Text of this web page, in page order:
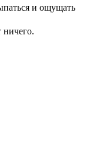
и ощущать
ничего.